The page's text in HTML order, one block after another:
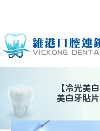
【冷光美白
美白牙貼